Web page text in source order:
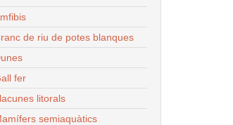
de riu de potes blanques
fer
litorals
semiaquàtics